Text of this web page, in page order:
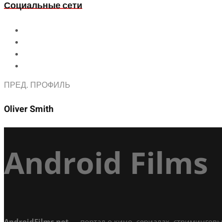
Социальные сети
ПРЕД. ПРОФИЛЬ
Oliver Smith
Android Films